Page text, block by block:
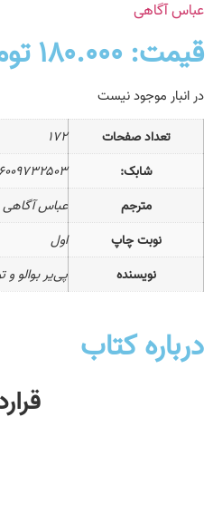
عباس آگاهی
قیمت: ۱۸۰.۰۰۰
در انبار موجود نیست
تعداد صفحات
۱۷۲
شابک:
مترجم
عباس آگاهی
نوبت چاپ
اول
نویسنده
پی‌یر بوالو
درباره کتاب